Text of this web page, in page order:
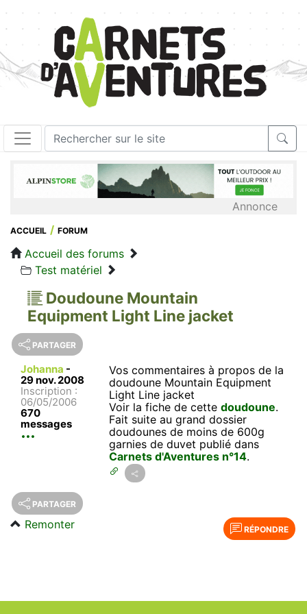
Annonce
ACCUEIL FORUM
Accueil des forums
Test matériel
Doudoune Mountain
Equipment Light Line jacket
PARTAGER
Johanna -
29 nov. 2008
Inscription :
06/05/2006
670
messages
Vos commentaires à propos de la
doudoune Mountain Equipment
Light Line jacket
Voir la fiche de cettedoudoune.
Fait suite au grand dossier
doudounes de moins de 600g
garnies de duvet publié dans
Carnets d'Aventures n°14.
PARTAGER
RÉPONDRE
Remonter